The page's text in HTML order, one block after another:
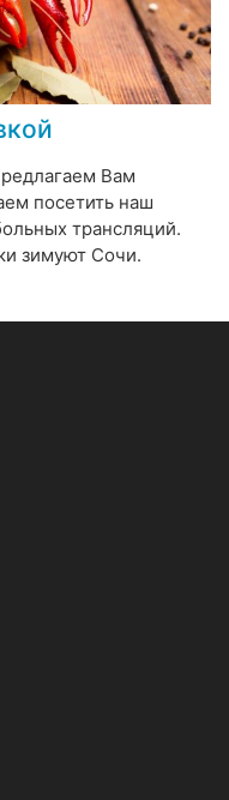
Вам
посетить наш
трансляций.
зимуют Сочи.